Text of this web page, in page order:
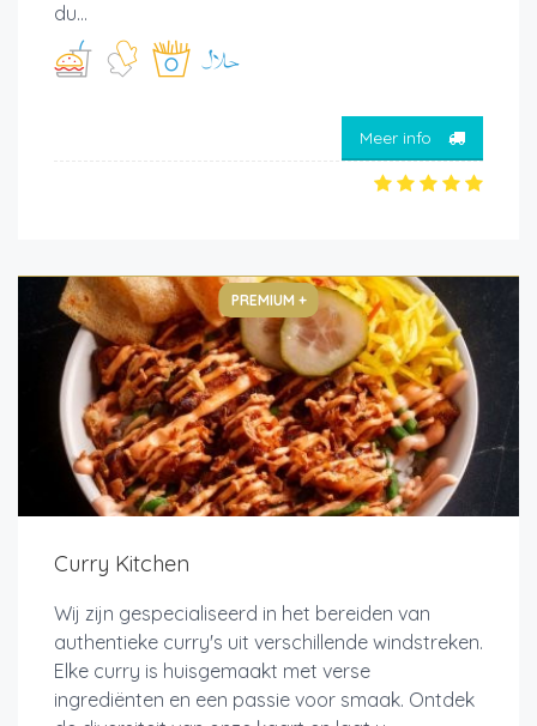
du...
Meer info
PREMIUM +
Curry Kitchen
Wij zijn gespecialiseerd in het bereiden van
authentieke curry's uit verschillende windstreken.
Elke curry is huisgemaakt met verse
ingrediënten en een passie voor smaak. Ontdek